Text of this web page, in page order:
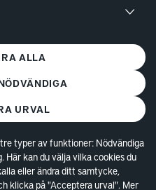
ALLA
URVAL
typer av funktioner: Nödvändiga
Här kan du välja vilka cookies du
eller ändra ditt samtycke,
klicka på "Acceptera urval". Mer
AB (publ)
Cookies